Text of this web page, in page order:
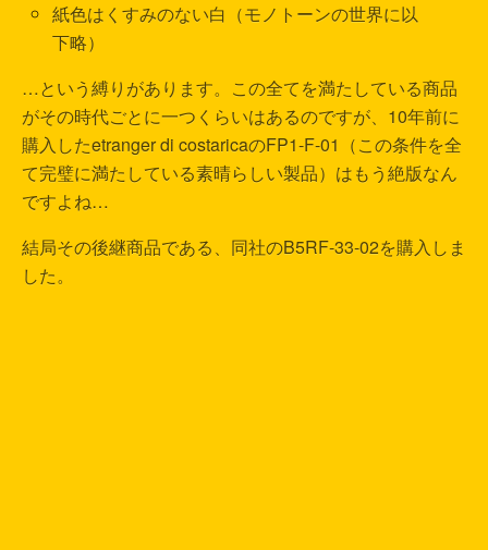
紙色はくすみのない白（モノトーンの世界に以
下略）
…という縛りがあります。この全てを満たしている商品
がその時代ごとに一つくらいはあるのですが、10年前に
購入したetranger di costaricaのFP1-F-01（この条件を全
て完璧に満たしている素晴らしい製品）はもう絶版なん
ですよね…
結局その後継商品である、同社のB5RF-33-02を購入しま
した。